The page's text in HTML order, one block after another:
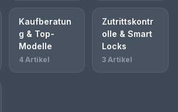
Kaufberatun
g & Top-
Modelle
4 Artikel
Zutrittskontr
olle & Smart
Locks
3 Artikel